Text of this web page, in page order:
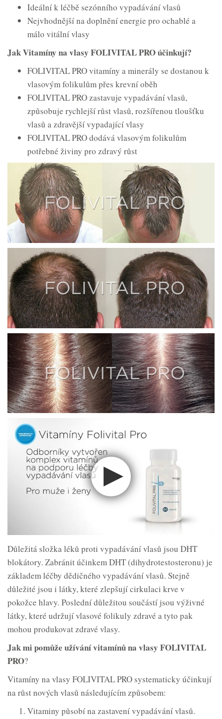
Ideální k léčbě sezónního vypadávání vlasů
Nejvhodnější na doplnění energie pro ochablé a
málo vitální vlasy
Jak Vitamíny na vlasy FOLIVITAL PRO účinkují?
FOLIVITAL PRO vitamíny a minerály se dostanou k
vlasovým folikulům přes krevní oběh
FOLIVITAL PRO zastavuje vypadávání vlasů,
způsobuje rychlejší růst vlasů, rozšířenou tloušťku
vlasů a zdravější vypadající vlasy
FOLIVITAL PRO dodává vlasovým folikulům
potřebné živiny pro zdravý růst
Důležitá složka léků proti vypadávání vlasů jsou DHT
blokátory. Zabránit účinkem DHT (dihydrotestosteronu) je
základem léčby dědičného vypadávání vlasů. Stejně
důležité jsou i látky, které zlepšují cirkulaci krve v
pokožce hlavy. Poslední důležitou součástí jsou výživné
látky, které udržují vlasové folikuly zdravé a tyto pak
mohou produkovat zdravé vlasy.
Jak mi pomůže užívání vitamínů na vlasy FOLIVITAL
PRO?
Vitamíny na vlasy FOLIVITAL PRO systematicky účinkují
na růst nových vlasů následujícím způsobem:
Vitaminy působí na zastavení vypadávání vlasů.